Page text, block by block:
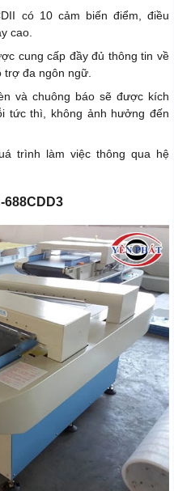
có 10 cảm biến điểm, điều
cao.
cung cấp đầy đủ thông tin về
trợ đa ngôn ngữ.
và chuông báo sẽ được kích
tức thì, không ảnh hưởng đến
trình làm việc thông qua hệ
688CDD3